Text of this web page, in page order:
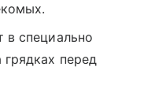
в специально
грядках перед